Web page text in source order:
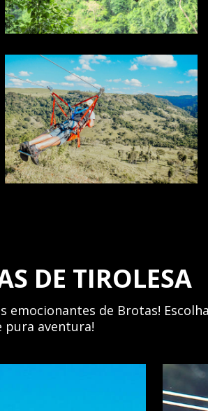
DE TIROLESA
emocionantes de Brotas!
pura aventura!